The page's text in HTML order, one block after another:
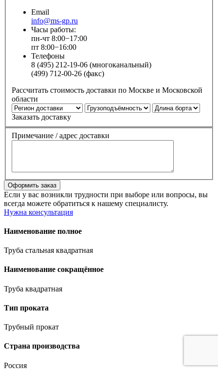
Email
info@ms-gp.ru
Часы работы:
пн-чт 8:00−17:00
пт 8:00−16:00
Телефоны
8 (495) 212-19-06 (многоканальный)
(499) 712-00-26 (факс)
Рассчитать стоимость доставки по Москве и Московской
области
Заказать доставку
Примечание / адрес доставки
Если у вас возникли трудности при выборе или вопросы, вы
всегда можете обратиться к нашему специалисту.
Нужна консультация
Наименование полное
Труба стальная квадратная
Наименование сокращённое
Труба квадратная
Тип проката
Трубный прокат
Страна производства
Россия